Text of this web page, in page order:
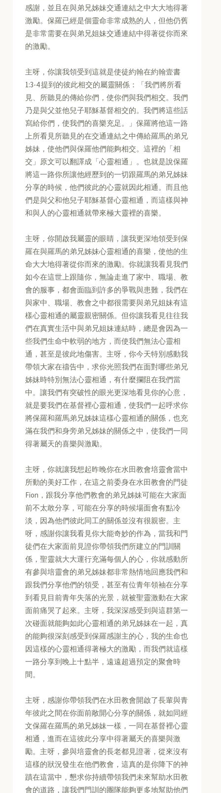
感謝，並且在與弟兄姊妹交通連結之中大大地得著
激勵。保羅已經是個靈命非常成熟的人，但他仍舊
是非常需要在與弟兄姐妹交通連結中得著從你而來
的激勵。
主呀，你讓我領受到這就是使徒約翰在約翰壹書
1:3-4 提到的彼此相交的屬靈關係：「我們將所看
見、所聽見的傳給你們，使你們與我們相交。我們
乃是與父並他兒子耶穌基督相交的。我們將這些話
寫給你們，使我們的喜樂充足。」保羅將他這一路
上所看見所聽見的在交通連結之中傳給羅馬的弟兄
姊妹，使他們與保羅他們能夠相交。這裡的「相
交」原文可以翻譯成「心靈相通」。也就是說保羅
將這一路你所讓他經歷到的一切跟羅馬的弟兄姊妹
分享的時候，他們彼此的心靈就因此相通。而且他
們是與父和他兒子耶穌基督心靈相通，而這樣與神
和與人的心靈相通就帶來極大靈裡的喜樂。
主呀，你開啟我屬靈的眼睛，讓我更深地領受到保
羅在與羅馬的弟兄姊妹心靈相通的喜樂，使他的生
命大大地得著從你而來的激勵。你就讓我看見我們
如今在這世上跟隨你，無論走進了家中、職場、教
會的服事，都會面臨到許多的爭戰與患難，我們在
與家中、職場、教會之中都很需要與弟兄姐妹有這
樣心靈相通的屬靈親密關係。但你讓我看見往往我
們在真實生活中與弟兄姐妹連結時，總是會因為一
些我們生命中軟弱的地方，而使我們無法心靈相
通，甚至是彼此地傷害。主呀，你今天特別感動我
帶領大家在禱告中，求你光照我們在面對哪些弟兄
姊妹時特別無法心靈相通，有什麼攔阻在我們當
中。讓我們有突破性的眼光更深地看見你的心意，
就是要我們在基督裡心靈相通，使我們一起呼求你
將保羅和羅馬弟兄姊妹這樣心靈相通的關係，也充
滿在我們和身旁弟兄姊妹的關係之中，使我們一同
得著屬天的喜樂與激勵。
主呀，你就讓我想起昨晚你在水田教會培靈會當中
所動的美好工作，在這之前委身在水田教會的門徒
Fion，跟我分享他們教會的弟兄姊妹可能在大家面
前不太敢分享，可能在分享的時候場面會有點冷
淡，因為他們彼此同工的關係並沒有很親密。主
呀，感謝你讓我看見你大能奇妙的作為，當我和門
徒們在大家面前見證你帶領我們所建立的門訓關
係，聖靈就大大運行充滿每個人的心，你就感動所
有參與培靈會的弟兄姊妹都非常熱情地回應我們和
跟我們分享他們的領受，甚至有位青年領袖在分享
到看見目前青年失落的光景，就被聖靈激動在大家
面前痛哭了起來。主呀，我深深感受到與這群第一
次碰面就能夠如此心靈相通的弟兄姊妹在一起，真
的能夠很深刻感受到保羅感謝主的心，我的生命也
因這樣的心靈相通得著極大的激勵，而我們就這樣
一路分享到晚上十點半，遠遠超過預定的聚會時
間。
主呀，感謝你帶領我們在水田教會開啟了長輩與青
年彼此之間在你面前敞開心分享的關係，就如同經
文保羅在羅馬的弟兄姊妹一樣，一同在基督裡心靈
相通，進而在這彼此分享中得著屬天的喜樂與激
勵。主呀，參與培靈會的長老都見證著，從來沒有
這樣的狀況發生在他們教會，這真的是你降下的神
蹟在這當中，懇求你持續帶領我們未來幫助水田教
會的道路，讓我們門訓的團隊能夠更多地幫助他們